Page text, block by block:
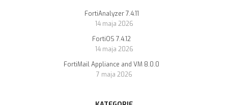
FortiAnalyzer 7.4.11
14 maja 2026
FortiOS 7.4.12
14 maja 2026
FortiMail Appliance and VM 8.0.0
7 maja 2026